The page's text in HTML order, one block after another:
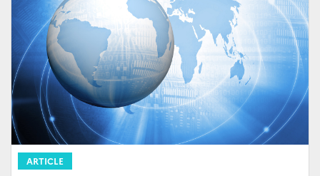
ARTICLE